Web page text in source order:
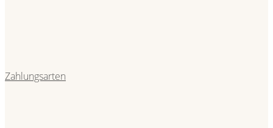
Zahlungsarten